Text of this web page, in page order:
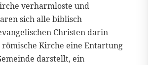
verharmloste und
sich alle biblisch
Christen darin
römische Kirche eine Entartung
darstellt, ein